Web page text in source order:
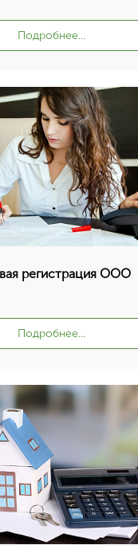
Подробнее...
регистрация ООО
Подробнее...